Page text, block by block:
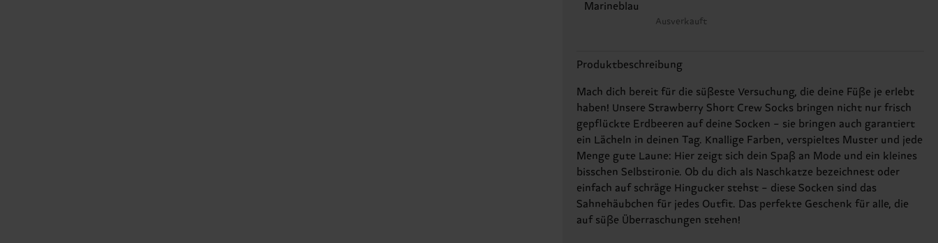
Marineblau
Ausverkauft
Produktbeschreibung
Mach dich bereit für die süßeste Versuchung, die deine Füße je erlebt
haben! Unsere Strawberry Short Crew Socks bringen nicht nur frisch
gepflückte Erdbeeren auf deine Socken – sie bringen auch garantiert
ein Lächeln in deinen Tag. Knallige Farben, verspieltes Muster und jede
Menge gute Laune: Hier zeigt sich dein Spaß an Mode und ein kleines
bisschen Selbstironie. Ob du dich als Naschkatze bezeichnest oder
einfach auf schräge Hingucker stehst – diese Socken sind das
Sahnehäubchen für jedes Outfit. Das perfekte Geschenk für alle, die
auf süße Überraschungen stehen!